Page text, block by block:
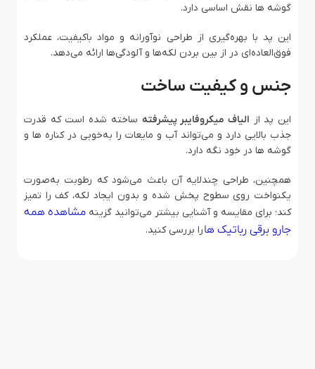
گوشه ها نقش اساسی دارد.
این پد با بهره‌گیری از طراحی نوآورانه و مواد باکیفیت، عملکرد
فوق‌العاده‌ای در از بین بردن لکه‌ها و آلودگی‌ها ارائه می‌دهد.
جنس و کیفیت ساخت
این پد از الیاف میکروفایبر پیشرفته ساخته شده است که قدرت
جذب بالایی دارد و می‌تواند آب و مایعات را به‌خوبی در کناره ها و
گوشه ها در خود نگه دارد.
همچنین، طراحی چندلایه آن باعث می‌شود که رطوبت به‌صورت
یکنواخت روی سطوح پخش شده و بدون ایجاد لکه، کف را تمیز
کند؛ برای مقایسه و آشنایی بیشتر می‌توانید گزینه مشاهده همه
جارو برقی رباتیک هارا بررسی کنید.